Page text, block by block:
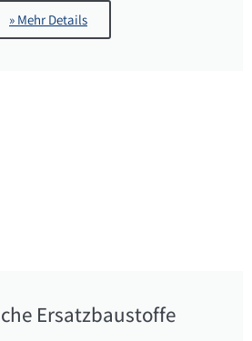
» Mehr Details
Ersatzbaustoffe